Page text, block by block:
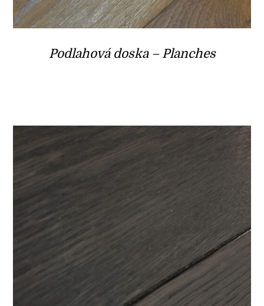
Podlahová doska – Planches